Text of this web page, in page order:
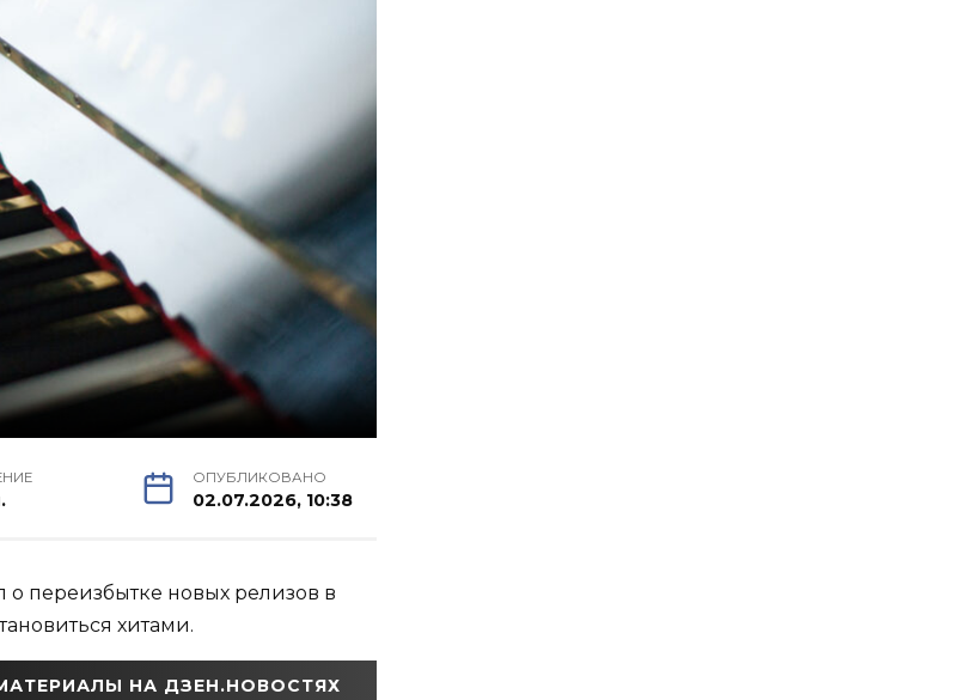
ОПУБЛИКОВАНО
02.07.2026, 10:38
переизбытке новых релизов в
хитами.
НА ДЗЕН.НОВОСТЯХ